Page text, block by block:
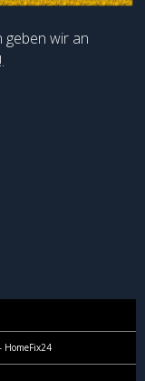
geben wir an
HomeFix24